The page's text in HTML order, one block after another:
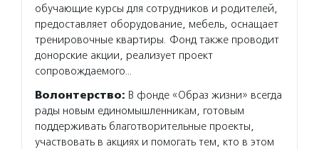
обучающие курсы для сотрудников и родителей,
предоставляет оборудование, мебель, оснащает
тренировочные квартиры. Фонд также проводит
донорские акции, реализует проект
сопровождаемого…
Волонтерство: В фонде «Образ жизни» всегда
рады новым единомышленникам, готовым
поддерживать благотворительные проекты,
участвовать в акциях и помогать тем, кто в этом